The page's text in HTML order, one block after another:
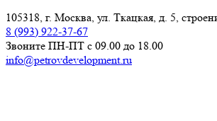
105318, г. Москва, ул. Ткацкая, д. 5,
8 (993) 922-37-67
Звоните ПН-ПТ с 09.00 до 18.00
info@petrovdevelopment.ru